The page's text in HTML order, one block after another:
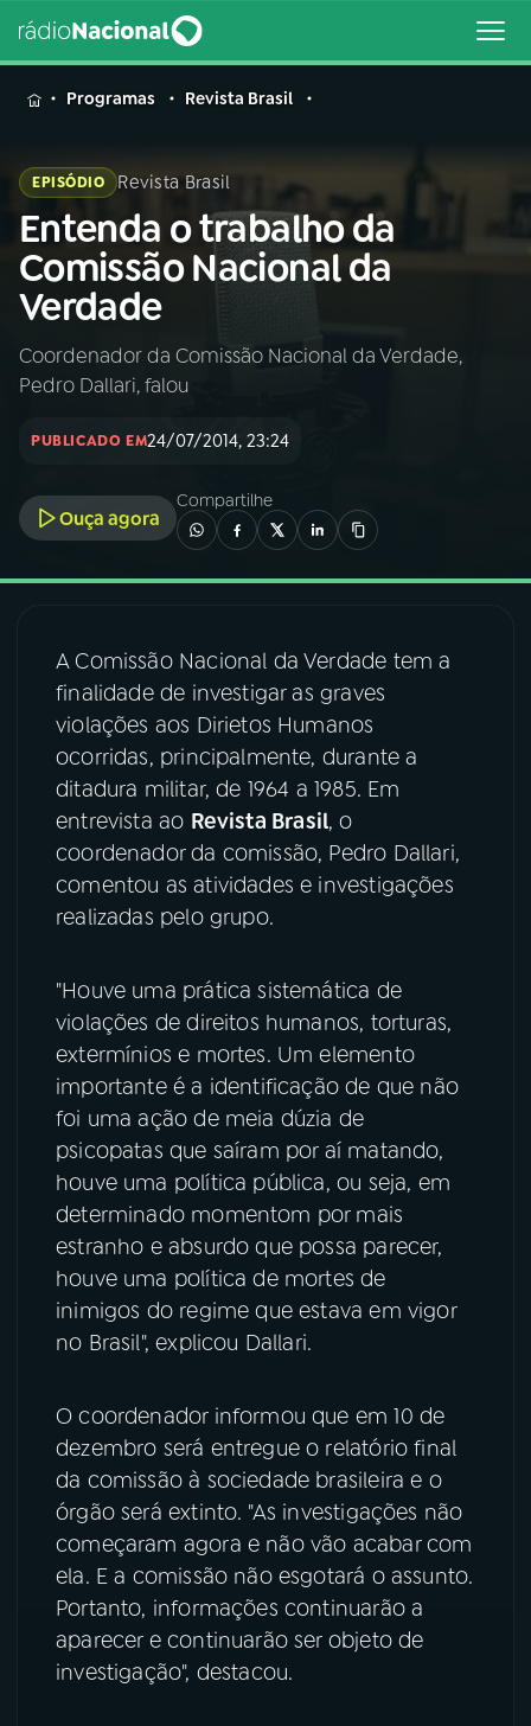
MENU
Buscar
na
Rádio
Nacional
Buscar
AO VIVO
INÍCIO
A RÁDIO
03PROGRAMAÇÃO
04PROGRAMAS
PODCASTS
06VIDEOCASTS
FESTIVAL DE MÚSICA
ACOMPANHE A RÁDIO NACIONAL
YouTube Facebook
Instagram X
TikTok
Programas Revista Brasil
EPISÓDIO Revista Brasil
Entenda o trabalho da
Comissão Nacional da
Verdade
Coordenador da Comissão Nacional da Verdade,
Pedro Dallari, falou
PUBLICADO EM24/07/2014, 23:24
Ouça agora
Compartilhe
A Comissão Nacional da Verdade tem a
finalidade de investigar as graves
violações aos Dirietos Humanos
ocorridas, principalmente, durante a
ditadura militar, de 1964 a 1985. Em
entrevista ao Revista Brasil, o
coordenador da comissão, Pedro Dallari,
comentou as atividades e investigações
realizadas pelo grupo.
"Houve uma prática sistemática de
violações de direitos humanos, torturas,
extermínios e mortes. Um elemento
importante é a identificação de que não
foi uma ação de meia dúzia de
psicopatas que saíram por aí matando,
houve uma política pública, ou seja, em
determinado momentom por mais
estranho e absurdo que possa parecer,
houve uma política de mortes de
inimigos do regime que estava em vigor
no Brasil", explicou Dallari.
O coordenador informou que em 10 de
dezembro será entregue o relatório final
da comissão à sociedade brasileira e o
órgão será extinto. "As investigações não
começaram agora e não vão acabar com
ela. E a comissão não esgotará o assunto.
Portanto, informações continuarão a
aparecer e continuarão ser objeto de
investigação", destacou.